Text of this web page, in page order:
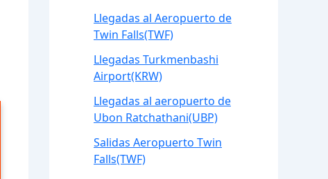
Llegadas al Aeropuerto de
Twin Falls(TWF)
Llegadas Turkmenbashi
Airport(KRW)
Llegadas al aeropuerto de
Ubon Ratchathani(UBP)
Salidas Aeropuerto Twin
Falls(TWF)